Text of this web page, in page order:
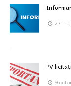
27
PV
9